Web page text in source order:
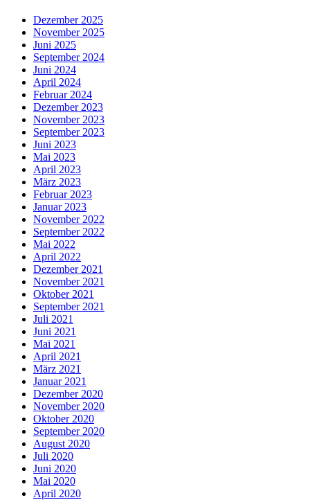
Dezember 2025
November 2025
Juni 2025
September 2024
Juni 2024
April 2024
Februar 2024
Dezember 2023
November 2023
September 2023
Juni 2023
Mai 2023
April 2023
März 2023
Februar 2023
Januar 2023
November 2022
September 2022
Mai 2022
April 2022
Dezember 2021
November 2021
Oktober 2021
September 2021
Juli 2021
Juni 2021
Mai 2021
April 2021
März 2021
Januar 2021
Dezember 2020
November 2020
Oktober 2020
September 2020
August 2020
Juli 2020
Juni 2020
Mai 2020
April 2020